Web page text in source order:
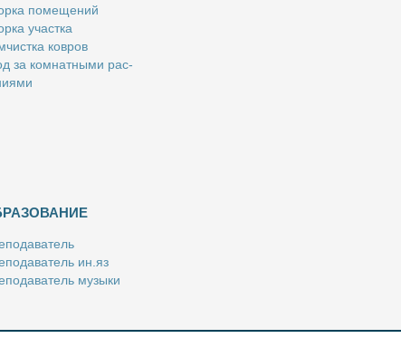
по­ме­ще­ний
участ­ка
ков­ров
за ком­нат­ны­ми рас­
ин.яз
му­зы­ки